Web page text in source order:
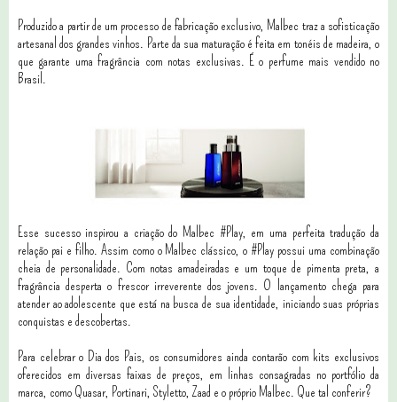
Produzido a partir de um processo de fabricação exclusivo, Malbec traz a sofisticação
artesanal dos grandes vinhos. Parte da sua maturação é feita em tonéis de madeira, o
que garante uma fragrância com notas exclusivas. É o perfume mais vendido no
Brasil.
Esse sucesso inspirou a criação do Malbec #Play, em uma perfeita tradução da
relação pai e filho. Assim como o Malbec clássico, o #Play possui uma combinação
cheia de personalidade. Com notas amadeiradas e um toque de pimenta preta, a
fragrância desperta o frescor irreverente dos jovens. O lançamento chega para
atender ao adolescente que está na busca de sua identidade, iniciando suas próprias
conquistas e descobertas.
Para celebrar o Dia dos Pais, os consumidores ainda contarão com kits exclusivos
oferecidos em diversas faixas de preços, em linhas consagradas no portfólio da
marca, como Quasar, Portinari, Styletto, Zaad e o próprio Malbec. Que tal conferir?